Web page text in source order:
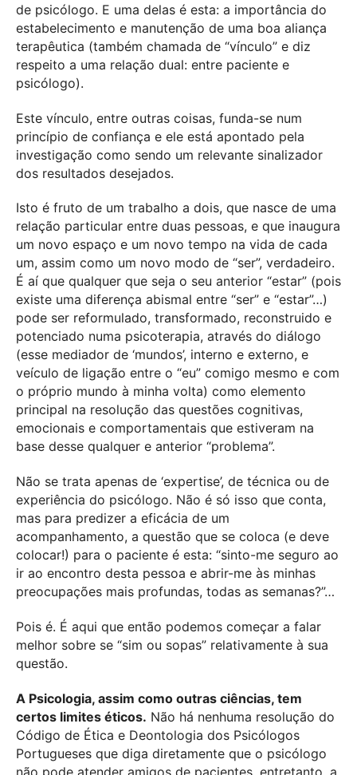
de psicólogo. E uma delas é esta: a importância do
estabelecimento e manutenção de uma boa aliança
terapêutica (também chamada de “vínculo” e diz
respeito a uma relação dual: entre paciente e
psicólogo).
Este vínculo, entre outras coisas, funda-se num
princípio de confiança e ele está apontado pela
investigação como sendo um relevante sinalizador
dos resultados desejados.
Isto é fruto de um trabalho a dois, que nasce de uma
relação particular entre duas pessoas, e que inaugura
um novo espaço e um novo tempo na vida de cada
um, assim como um novo modo de “ser”, verdadeiro.
É aí que qualquer que seja o seu anterior “estar” (pois
existe uma diferença abismal entre “ser” e “estar”…)
pode ser reformulado, transformado, reconstruido e
potenciado numa psicoterapia, através do diálogo
(esse mediador de ‘mundos’, interno e externo, e
veículo de ligação entre o “eu” comigo mesmo e com
o próprio mundo à minha volta) como elemento
principal na resolução das questões cognitivas,
emocionais e comportamentais que estiveram na
base desse qualquer e anterior “problema”.
Não se trata apenas de ‘expertise’, de técnica ou de
experiência do psicólogo. Não é só isso que conta,
mas para predizer a eficácia de um
acompanhamento, a questão que se coloca (e deve
colocar!) para o paciente é esta: “sinto-me seguro ao
ir ao encontro desta pessoa e abrir-me às minhas
preocupações mais profundas, todas as semanas?”…
Pois é. É aqui que então podemos começar a falar
melhor sobre se “sim ou sopas” relativamente à sua
questão.
A Psicologia, assim como outras ciências, tem
certos limites éticos. Não há nenhuma resolução do
Código de Ética e Deontologia dos Psicólogos
Portugueses que diga diretamente que o psicólogo